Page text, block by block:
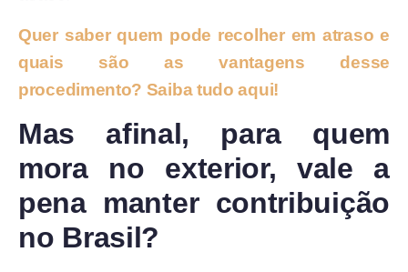
Quer saber quem pode recolher em atraso e
quais são as vantagens desse
procedimento? Saiba tudo aqui!
Mas afinal, para quem
mora no exterior, vale a
pena manter contribuição
no Brasil?